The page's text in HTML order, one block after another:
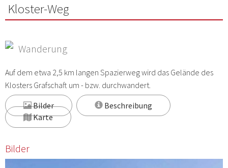
Kloster-Weg
Wanderung
Auf dem etwa 2,5 km langen Spazierweg wird das Gelände des
Klosters Grafschaft um - bzw. durchwandert.
Bilder
Beschreibung
Karte
Bilder